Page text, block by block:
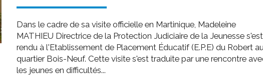
Dans le cadre de sa visite officielle en Martinique, Madeleine
MATHIEU Directrice de la Protection Judiciaire de la Jeunesse s'est
rendu à l'Etablissement de Placement Éducatif (E.P.E) du Robert au
quartier Bois-Neuf. Cette visite s'est traduite par une rencontre
les jeunes en difficultés...